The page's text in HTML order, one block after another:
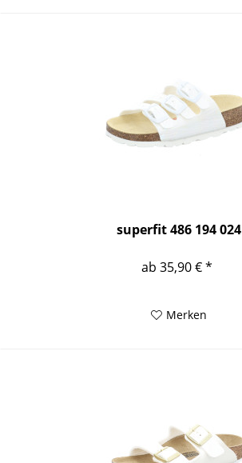
superfit 486 194 024
ab 35,90 € *
Merken